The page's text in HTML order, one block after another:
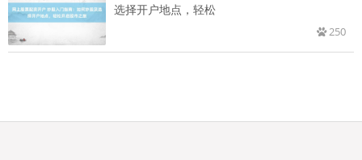
选择开户地点，轻松
250